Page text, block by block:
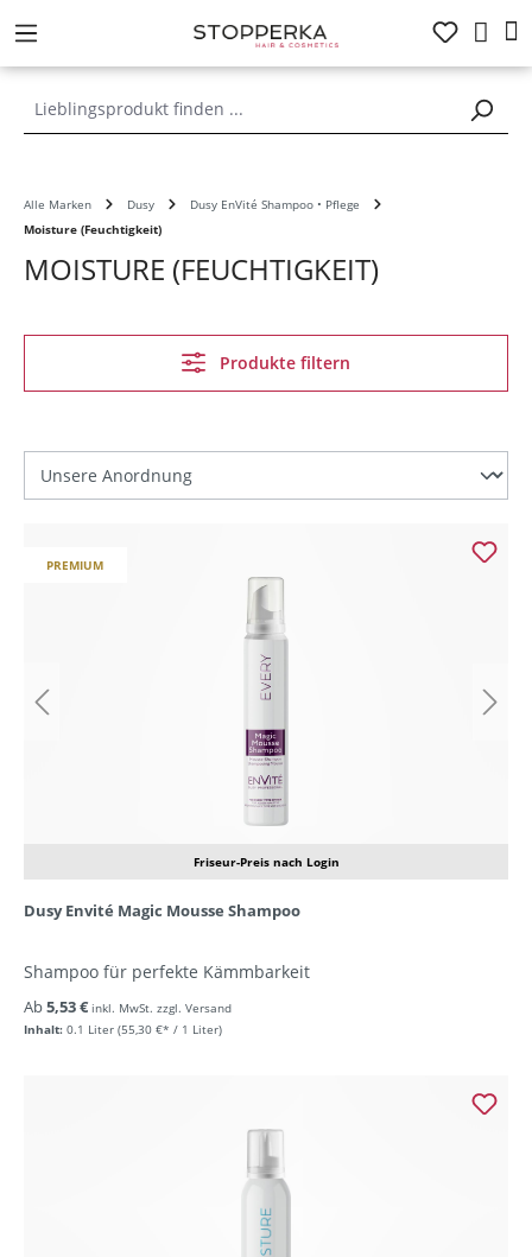
springen
Alle Marken Dusy
Dusy EnVité Shampoo • Pflege
Moisture (Feuchtigkeit)
MOISTURE (FEUCHTIGKEIT)
Produkte filtern
Friseur-Preis nach Login
PREMIUM
Dusy Envité Magic Mousse Shampoo
Shampoo für perfekte Kämmbarkeit
Inhalt: 0.1 Liter (55,30 €* / 1 Liter)
Ab5,53 € inkl. MwSt. zzgl. Versand